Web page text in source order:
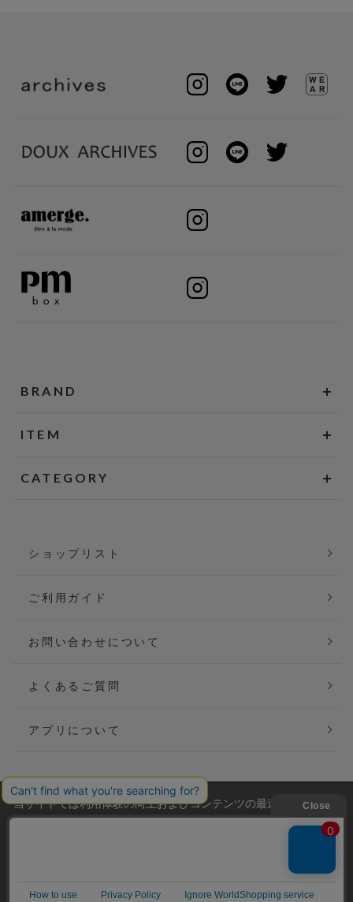
BRAND
ITEM
CATEGORY
ショップリスト
ご利用ガイド
お問い合わせについて
よくあるご質問
アプリについて
会社概要
特定商取引法に基づく表記
当サイトでは利用体験の向上およびコンテンツの最適な提供、ト
ラフィックの分析を目的としてCookieを使用しています。
サイトの閲覧を継続された場合、Cookieの利用に同意したことも
をご確認ください。
承諾する